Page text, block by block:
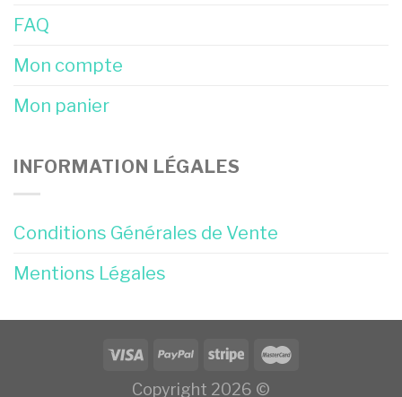
FAQ
Mon compte
Mon panier
INFORMATION LÉGALES
Conditions Générales de Vente
Mentions Légales
Copyright 2026 ©